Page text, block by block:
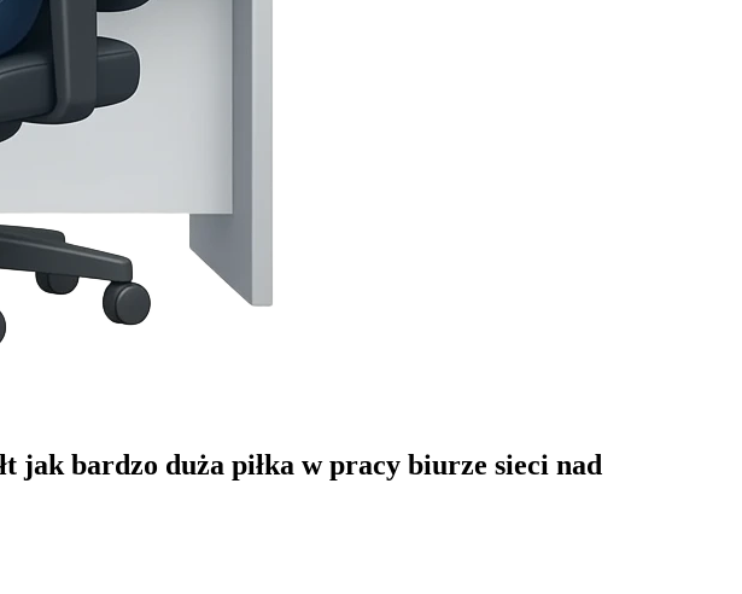
jak bardzo duża piłka w pracy biurze sieci nad